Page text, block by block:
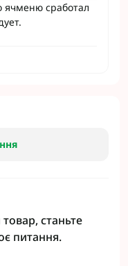
сработал
станьте
питання.